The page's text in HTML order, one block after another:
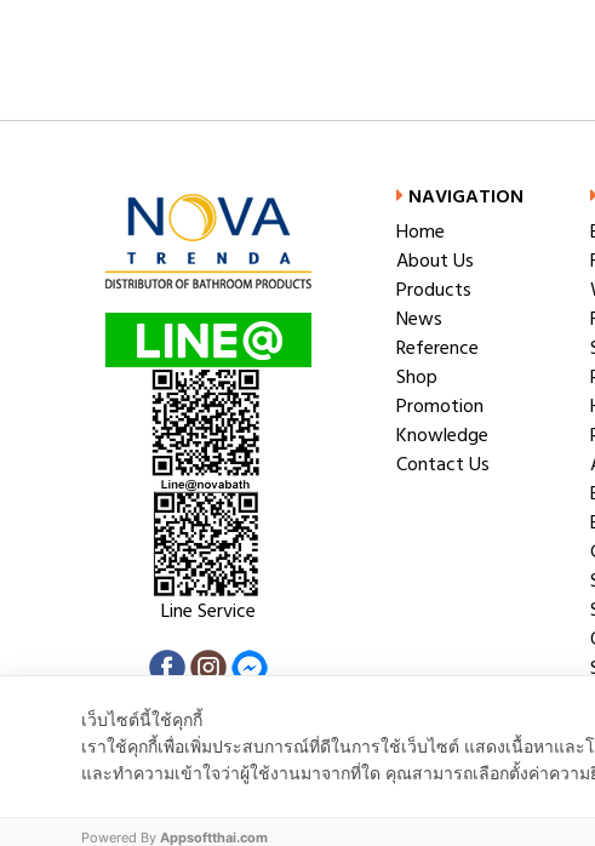
Line Service
NAVIGATION
Home
About Us
Products
News
Reference
Shop
Promotion
Knowledge
Contact Us
เว็บไซต์นี้ใช้คุกกี้
เราใช้คุกกี้เพื่อเพิ่มประสบการณ์ที่ดีในการใช้เว็บไซต์ แสดงเนื้อหาแล
และทำความเข้าใจว่าผู้ใช้งานมาจากที่ใด คุณสามารถเลือกตั้งค่าควา
Powered ByAppsoftthai.com